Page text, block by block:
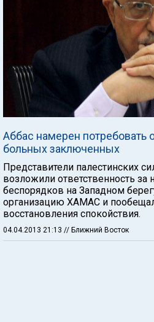
Аббас намерен потребовать
больных заключенных
Представители палестинских
возложили ответственность
беспорядков на Западном
организацию ХАМАС и
восстановления спокойствия.
04.04.2013 21:13 // Ближний Восток